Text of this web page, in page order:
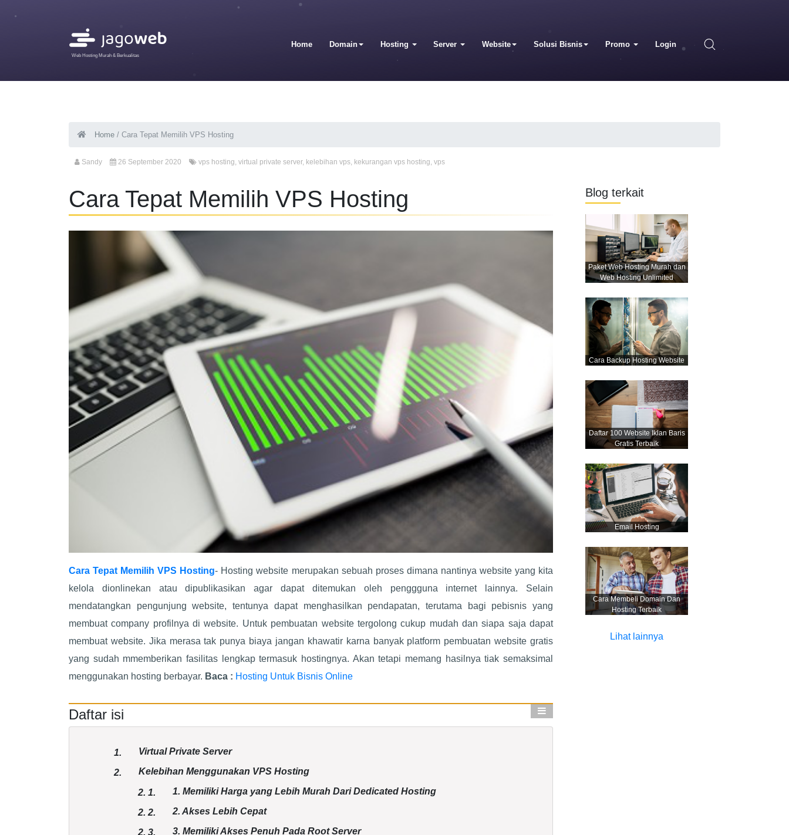
Web Hosting Murah & Berkualitas
Home Domain Hosting Server Website Solusi Bisnis Promo Login
Home / Cara Tepat Memilih VPS Hosting
Sandy 26 September 2020 vps hosting, virtual private server, kelebihan vps, kekurangan vps hosting, vps
Cara Tepat Memilih VPS Hosting
Cara Tepat Memilih VPS Hosting- Hosting website merupakan sebuah proses dimana nantinya website yang kita
kelola dionlinekan atau dipublikasikan agar dapat ditemukan oleh penggguna internet lainnya. Selain
mendatangkan pengunjung website, tentunya dapat menghasilkan pendapatan, terutama bagi pebisnis yang
membuat company profilnya di website. Untuk pembuatan website tergolong cukup mudah dan siapa saja dapat
membuat website. Jika merasa tak punya biaya jangan khawatir karna banyak platform pembuatan website gratis
yang sudah mmemberikan fasilitas lengkap termasuk hostingnya. Akan tetapi memang hasilnya tiak semaksimal
menggunakan hosting berbayar. Baca : Hosting Untuk Bisnis Online
Daftar isi
1. Virtual Private Server
2. Kelebihan Menggunakan VPS Hosting
2. 1. 1. Memiliki Harga yang Lebih Murah Dari Dedicated Hosting
2. 2. 2. Akses Lebih Cepat
2. 3. 3. Memiliki Akses Penuh Pada Root Server
Blog terkait
Paket Web Hosting Murah dan
Web Hosting Unlimited
Cara Backup Hosting Website
Daftar 100 Website Iklan Baris
Gratis Terbaik
Email Hosting
Cara Membeli Domain Dan
Hosting Terbaik
Lihat lainnya